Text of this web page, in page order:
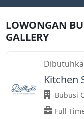
LOWONGAN
GALLERY
Kitchen
Bubusi
Full